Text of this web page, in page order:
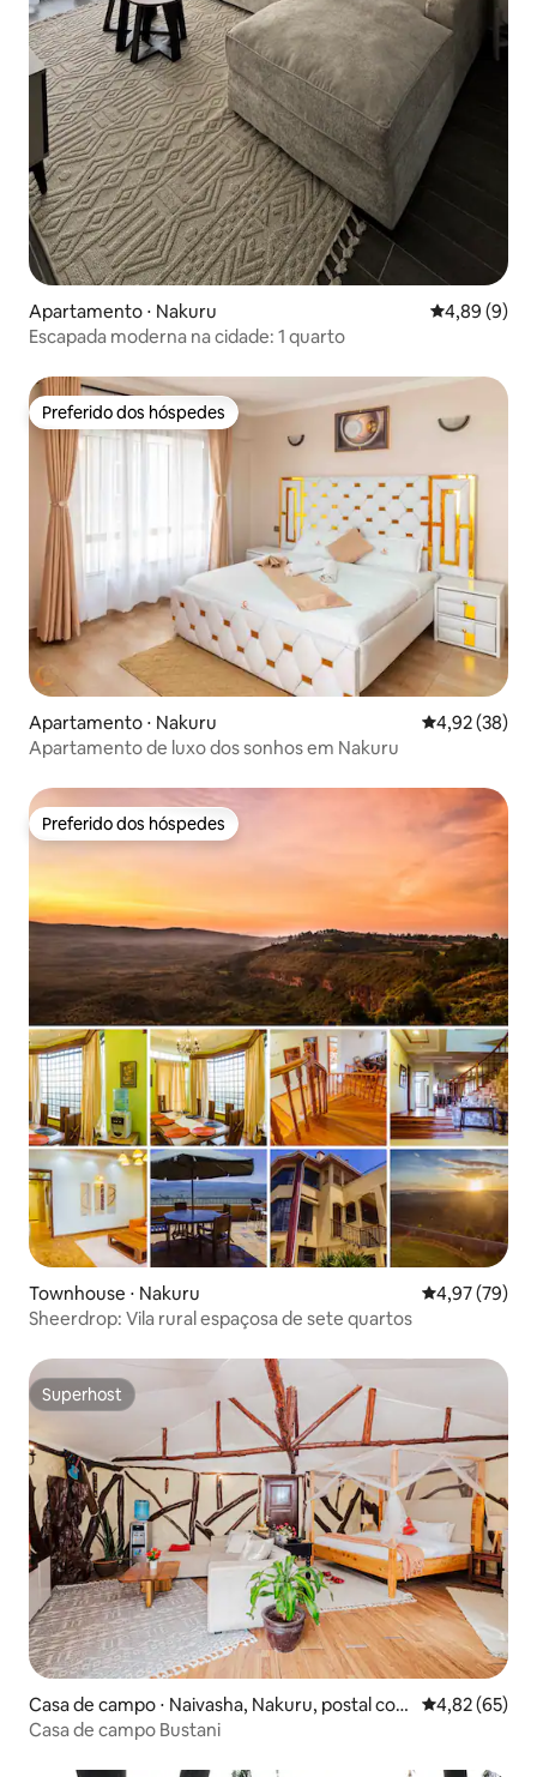
Apartamento ⋅ Nakuru 4,89 de uma
4,89 (9)
Escapada moderna na cidade: 1 quarto
Preferido dos hóspedes
Preferido dos hóspedes
Apartamento ⋅ Nakuru 4,92 de uma
4,92 (38)
Apartamento de luxo dos sonhos em Nakuru
Preferido dos hóspedes
Preferido dos hóspedes
Townhouse ⋅ Nakuru 4,97 de uma
4,97 (79)
Sheerdrop: Vila rural espaçosa de sete quartos
Superhost
Superhost
Casa de campo ⋅ Naivasha, Nakuru, postal cod
e- 20117, Kenya
4,82 de uma
4,82 (65)
Casa de campo Bustani